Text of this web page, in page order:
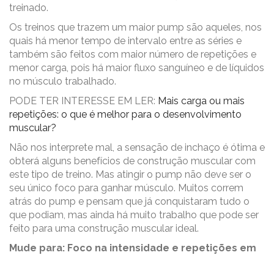
treinado.
Os treinos que trazem um maior pump são aqueles, nos
quais há menor tempo de intervalo entre as séries e
também são feitos com maior número de repetições e
menor carga, pois há maior fluxo sanguíneo e de líquidos
no músculo trabalhado.
PODE TER INTERESSE EM LER: Mais carga ou mais
repetições: o que é melhor para o desenvolvimento
muscular?
Não nos interprete mal, a sensação de inchaço é ótima e
obterá alguns benefícios de construção muscular com
este tipo de treino. Mas atingir o pump não deve ser o
seu único foco para ganhar músculo. Muitos correm
atrás do pump e pensam que já conquistaram tudo o
que podiam, mas ainda há muito trabalho que pode ser
feito para uma construção muscular ideal.
Mude para: Foco na intensidade e repetições em